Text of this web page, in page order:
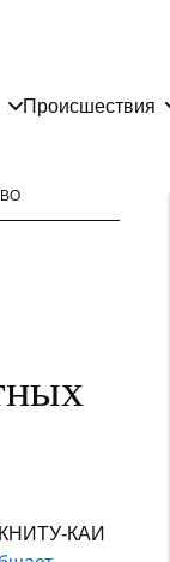
Происшествия
КНИТУ-КАИ